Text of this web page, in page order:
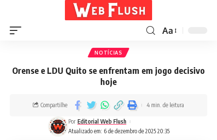
Aa
NOTÍCIAS
Orense e LDU Quito se enfrentam em jogo decisivo
hoje
Atualizado em: 6 de dezembro de 2025 20:35
Por Editorial Web Flush
Compartilhe 4 min. de leitura